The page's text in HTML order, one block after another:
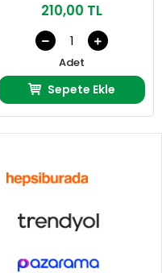
210,00 TL
Adet
Sepete Ekle